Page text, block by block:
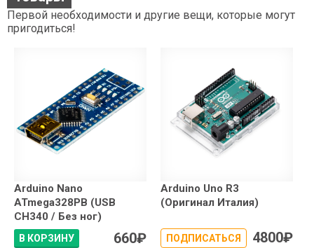
Первой необходимости и другие вещи, которые могут
пригодиться!
Arduino Nano
ATmega328PB (USB
CH340 / Без ног)
В КОРЗИНУ 660₽
Arduino Uno R3
(Оригинал Италия)
ПОДПИСАТЬСЯ 4800₽